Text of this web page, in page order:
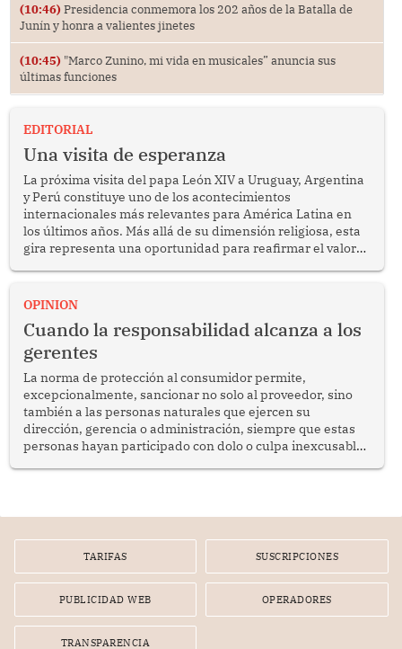
(10:46) Presidencia conmemora los 202 años de la Batalla de
Junín y honra a valientes jinetes
(10:45) "Marco Zunino, mi vida en musicales” anuncia sus
últimas funciones
EDITORIAL
Una visita de esperanza
La próxima visita del papa León XIV a Uruguay, Argentina
y Perú constituye uno de los acontecimientos
internacionales más relevantes para América Latina en
los últimos años. Más allá de su dimensión religiosa, esta
gira representa una oportunidad para reafirmar el valor
enfrenta desafíos en materia de desarrollo, cohesión
OPINION
Cuando la responsabilidad alcanza a los
gerentes
La norma de protección al consumidor permite,
excepcionalmente, sancionar no solo al proveedor, sino
también a las personas naturales que ejercen su
dirección, gerencia o administración, siempre que estas
personas hayan participado con dolo o culpa inexcusable
por la frustrada realización de un meet and greet con
TARIFAS SUSCRIPCIONES
PUBLICIDAD WEB OPERADORES
TRANSPARENCIA